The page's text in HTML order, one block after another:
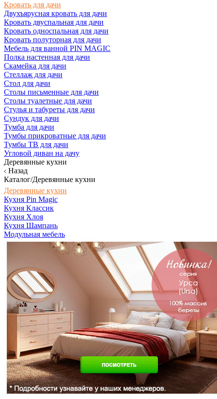
Кровать для дачи
Двухъярусная кровать для дачи
Кровать двуспальная для дачи
Кровать односпальная для дачи
Кровать полуторная для дачи
Мебель для ванной PIN MAGIC
Полка настенная для дачи
Скамейка для дачи
Стеллаж для дачи
Стол для дачи
Столы письменные для дачи
Столы туалетные для дачи
Стулья и табуреты для дачи
Сундук для дачи
Тумба для дачи
Тумбы прикроватные для дачи
Тумбы ТВ для дачи
Угловой диван на дачу
Деревянные кухни
Назад
Каталог/Деревянные кухни
Деревянные кухни
Кухня Pin Magic
Кухня Классик
Кухня Хлоя
Кухня Шампань
Модульная мебель